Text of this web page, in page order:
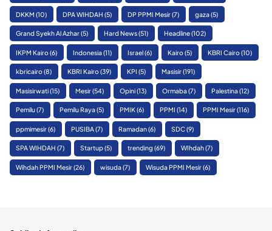
DKKM (10) DPA WIHDAH (5) DP PPMI Mesir(7) gaza(5)
Grand Syekh Al Azhar(5) Hard News(51) Headline(102)
IKPM Kairo(6) Indonesia(11) Israel(6) Kairo(5) KBRI Cairo(10)
kbricairo(8) KBRI Kairo(39) KPI (5) Masisir(191)
Masisirwati(15) Mesir(54) Opini(13) Ormaba(7) Palestina(12)
Pemilu(7) Pemilu Raya(5) PMIK(6) PPMI (14) PPMI Mesir(116)
ppmimesir(6) PUSIBA(7) Ramadan(6) SDC(9)
SPA WIHDAH (7) Startup(5) trending (69) WIhdah(7)
Wihdah PPMI Mesir(26) wisuda(7) Wisuda PPMI Mesir(6)